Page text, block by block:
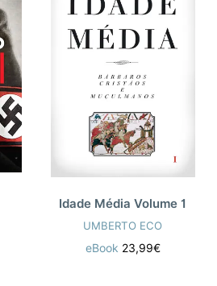
Idade Média Volume 1
UMBERTO ECO
eBook 23,99€